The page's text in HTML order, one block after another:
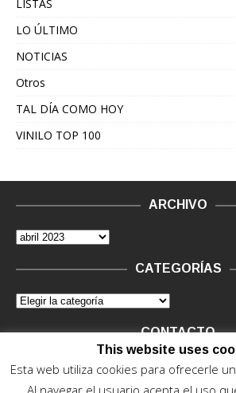
LISTAS
LO ÚLTIMO
NOTICIAS
Otros
TAL DÍA COMO HOY
VINILO TOP 100
ARCHIVO
CATEGORÍAS
CONTACTO
Vinilo Negro.Consultas de anunciantes y
This website uses
Esta web utiliza cookies para ofrecerle
Al navegar el usuario acepta el uso